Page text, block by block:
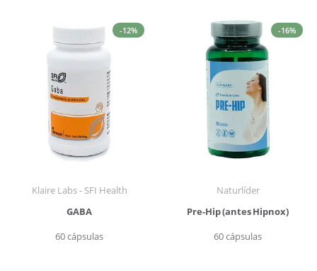
-12%
Klaire Labs - SFI Health
GABA
60 cápsulas
-16%
Naturlíder
Pre-Hip (antes Hipnox)
60 cápsulas